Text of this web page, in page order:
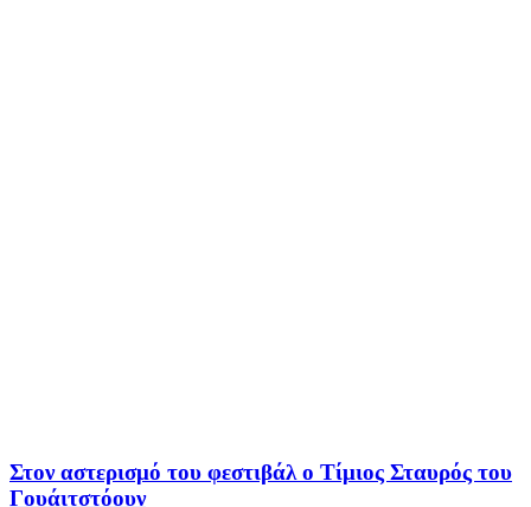
Στον αστερισμό του φεστιβάλ ο Τίμιος Σταυρός του
Γουάιτστόουν